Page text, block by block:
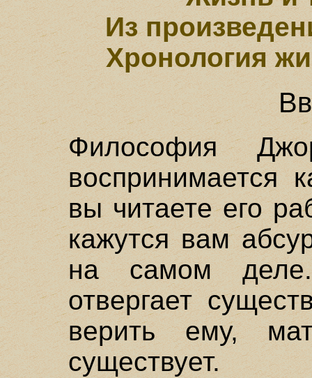
Из
Хронология
Философия
воспринимается
вы читаете его
кажутся вам
на самом
отвергает
верить ему,
существует.